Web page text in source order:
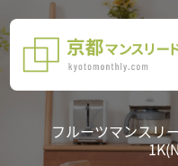
フルーツマンスリ